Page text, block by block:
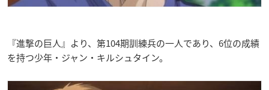
『進撃の巨人』より、第104期訓練兵の一人であり、6位の成績
を持つ少年・ジャン・キルシュタイン。